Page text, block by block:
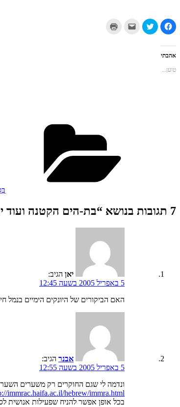
לחיצה
לשיתוף
בפייסבוק
בחלון
חדש)
לחצו
כדי
לחצו
אהבתי
טוען...
7 תגובות בנושא “בת-הים הקטנה ועוד יונקים ימיים.”
יאן הגיב:
5 באפריל 2005 בשעה 12:45
האם הביקורים של היונקים הימיים בנמל
אבנר הגיב:
5 באפריל 2005 בשעה 12:55
ונדמה לי שגם החוקרים רק משערים
immrac.haifa.ac.il/hebrew/immra.html
בכל אופן אפשר להניח שפעילות אנושית